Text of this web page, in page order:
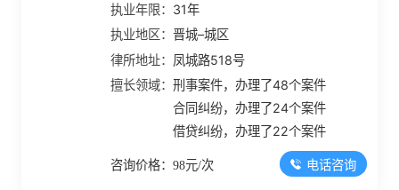
执业年限： 31年
执业地区：晋城–城区
律所地址： 凤城路518号
擅长领域：刑事案件，办理了48个案件
合同纠纷，办理了24个案件
借贷纠纷，办理了22个案件
咨询价格：98元/次 电话咨询